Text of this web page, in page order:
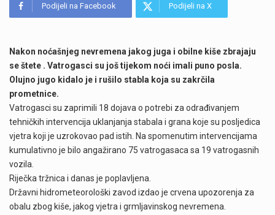
Podijeli na Facebook Podijeli na X
Nakon noćašnjeg nevremena jakog juga i obilne kiše zbrajaju
se štete . Vatrogasci su još tijekom noći imali puno posla.
Olujno jugo kidalo je i rušilo stabla koja su zakrčila
prometnice.
Vatrogasci su zaprimili 18 dojava o potrebi za odrađivanjem
tehničkih intervencija uklanjanja stabala i grana koje su posljedica
vjetra koji je uzrokovao pad istih. Na spomenutim intervencijama
kumulativno je bilo angažirano 75 vatrogasaca sa 19 vatrogasnih
vozila.
Riječka tržnica i danas je poplavljena.
Državni hidrometeorološki zavod izdao je crvena upozorenja za
obalu zbog kiše, jakog vjetra i grmljavinskog nevremena.